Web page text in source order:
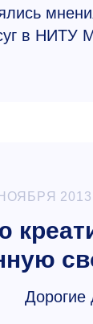
в НИТУ
Дорогие